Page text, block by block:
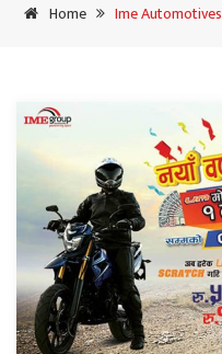
Home Ime Automotives